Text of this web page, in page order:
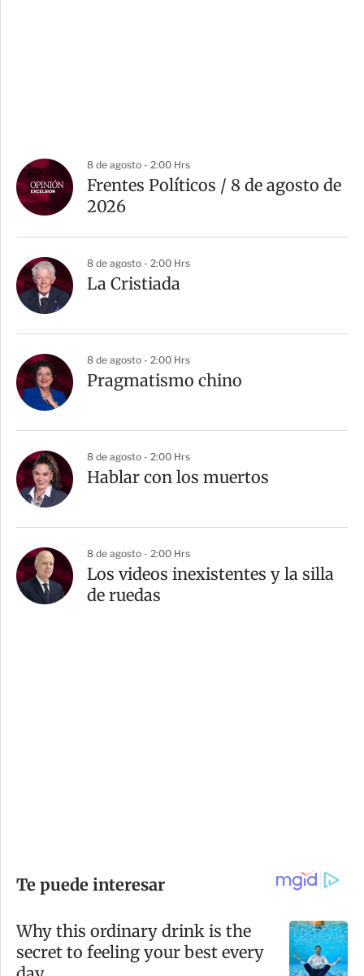
8 de agosto - 2:00 Hrs
Frentes Políticos / 8 de agosto de
2026
8 de agosto - 2:00 Hrs
La Cristiada
8 de agosto - 2:00 Hrs
Pragmatismo chino
8 de agosto - 2:00 Hrs
Hablar con los muertos
8 de agosto - 2:00 Hrs
Los videos inexistentes y la silla
de ruedas